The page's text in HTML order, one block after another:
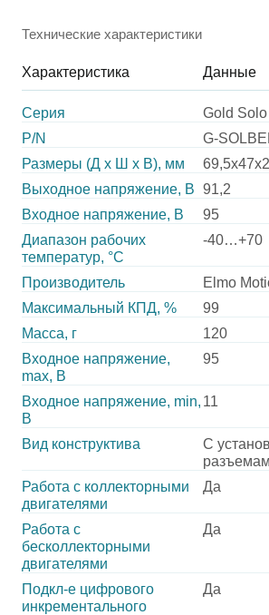
Технические характеристики
Характеристика Данные
Серия
Gold
P/N
G-
Размеры (Д х Ш х В), мм
Выходное напряжение, В 91,2
Входное напряжение, В
95
Диапазон рабочих
температур, °С
-40…+70
Производитель
Elmo
Максимальный КПД, %
99
Масса, г
120
Входное напряжение,
max, В
95
Входное напряжение, min,
В
11
Вид конструктива
С
Работа с коллекторными
двигателями
Да
Работа с
бесколлекторными
двигателями
Да
Подкл-е цифрового
инкрементального
Да